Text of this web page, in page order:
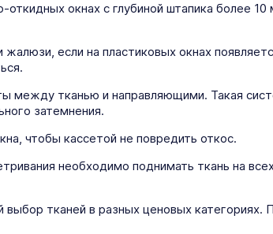
окнах с глубиной штапика более
если на пластиковых окнах
между тканью и направляющими. Такая
затемнения.
чтобы кассетой не повредить откос.
необходимо поднимать ткань на
тканей в разных ценовых категориях.